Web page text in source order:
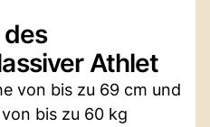
des
Athlet
von bis zu 69 cm und
bis zu 60 kg